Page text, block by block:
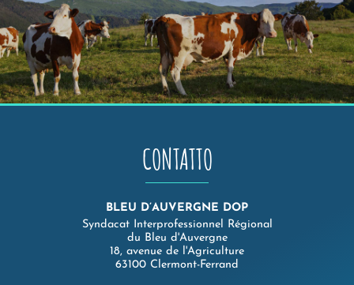
CONTATTO
BLEU D’AUVERGNE DOP
Syndacat Interprofessionnel Régional
du Bleu d'Auvergne
18, avenue de l'Agriculture
63100 Clermont-Ferrand